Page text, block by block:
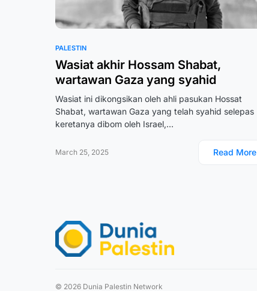
PALESTIN
Wasiat akhir Hossam Shabat,
wartawan Gaza yang syahid
Wasiat ini dikongsikan oleh ahli pasukan Hossat
Shabat, wartawan Gaza yang telah syahid selepas
keretanya dibom oleh Israel,…
March 25, 2025 Read More
© 2026 Dunia Palestin Network